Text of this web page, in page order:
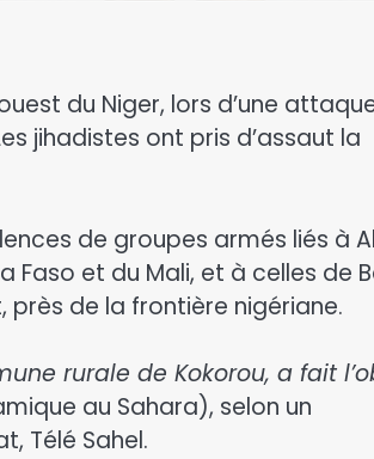
du Niger, lors d’une
jihadistes ont pris d’assaut la
de groupes armés liés à
Faso et du Mali, et à celles de
de la frontière nigériane.
rurale de Kokorou, a fait
au Sahara), selon un
Télé Sahel.